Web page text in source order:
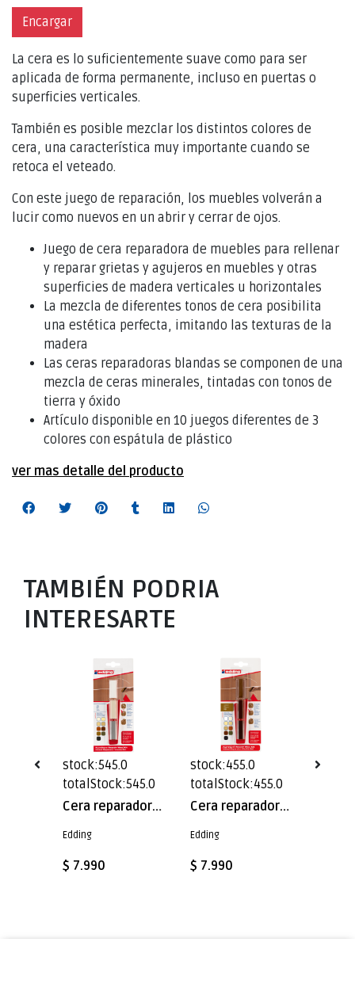
Encargar
La cera es lo suficientemente suave como para ser
aplicada de forma permanente, incluso en puertas o
superficies verticales.
También es posible mezclar los distintos colores de
cera, una característica muy importante cuando se
retoca el veteado.
Con este juego de reparación, los muebles volverán a
lucir como nuevos en un abrir y cerrar de ojos.
Juego de cera reparadora de muebles para rellenar
y reparar grietas y agujeros en muebles y otras
superficies de madera verticales u horizontales
La mezcla de diferentes tonos de cera posibilita
una estética perfecta, imitando las texturas de la
madera
Las ceras reparadoras blandas se componen de una
mezcla de ceras minerales, tintadas con tonos de
tierra y óxido
Artículo disponible en 10 juegos diferentes de 3
colores con espátula de plástico
ver mas detalle del producto
TAMBIÉN PODRIA
INTERESARTE
stock:545.0
totalStock:545.0
Cera reparadora muebles de madera Edding E-8901/3 madera Blanco
Edding
$ 7.990
stock:455.0
totalStock:455.0
Cera reparadora muebles de madera Edding E-8901/3 madera Nogal
Edding
$ 7.990